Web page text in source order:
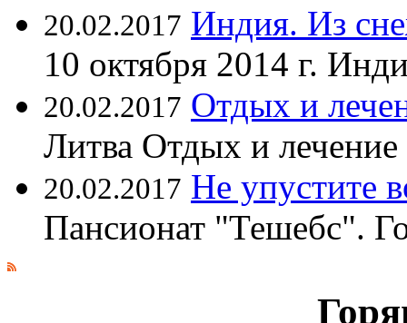
20.02.2017 Индия. Из
10 октября 2014 г.
20.02.2017 Отдых и
Литва Отдых и лечение
20.02.2017 Не упустите
Пансионат "Тешебс".